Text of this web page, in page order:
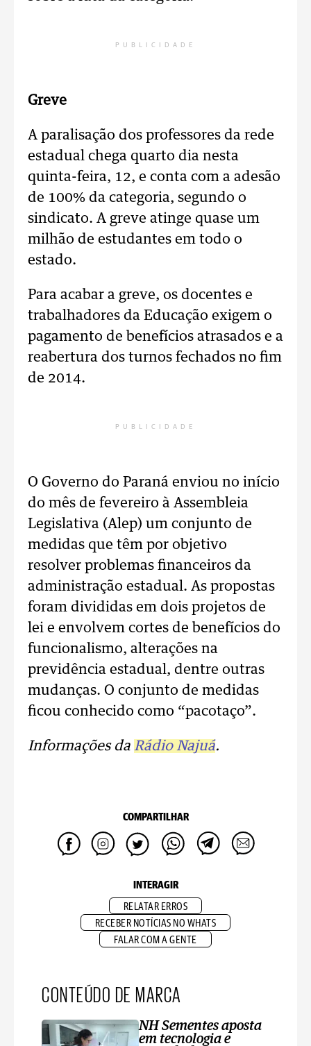
PUBLICIDADE
Greve
A paralisação dos professores da rede
estadual chega quarto dia nesta
quinta-feira, 12, e conta com a adesão
de 100% da categoria, segundo o
sindicato. A greve atinge quase um
milhão de estudantes em todo o
estado.
Para acabar a greve, os docentes e
trabalhadores da Educação exigem o
pagamento de benefícios atrasados e a
reabertura dos turnos fechados no fim
de 2014.
PUBLICIDADE
O Governo do Paraná enviou no início
do mês de fevereiro à Assembleia
Legislativa (Alep) um conjunto de
medidas que têm por objetivo
resolver problemas financeiros da
administração estadual. As propostas
foram divididas em dois projetos de
lei e envolvem cortes de benefícios do
funcionalismo, alterações na
previdência estadual, dentre outras
mudanças. O conjunto de medidas
ficou conhecido como “pacotaço”.
Informações da Rádio Najuá.
COMPARTILHAR
INTERAGIR
RELATAR ERROS
RECEBER NOTÍCIAS NO WHATS
FALAR COM A GENTE
CONTEÚDO DE MARCA
NH Sementes aposta
em tecnologia e